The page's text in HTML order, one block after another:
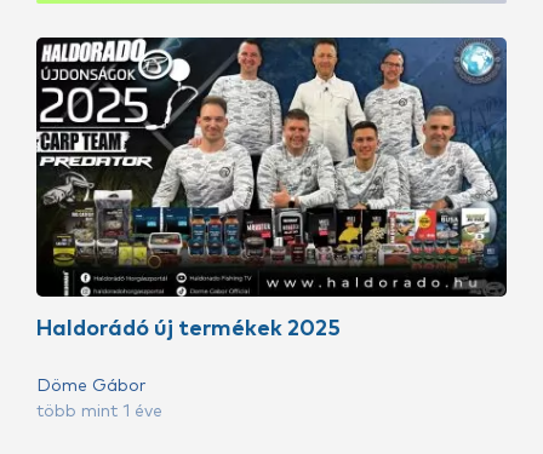
Haldorádó új termékek 2025
Döme Gábor
több mint 1 éve